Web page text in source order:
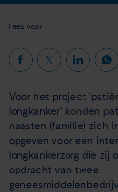
Doneer nu
Nieuws
Agenda
Over ons
Zorgverleners
Lees voor
Voor het project
longkanker’ konden
naasten (familie) zich
opgeven voor een
longkankerzorg die zij
opdracht van twee